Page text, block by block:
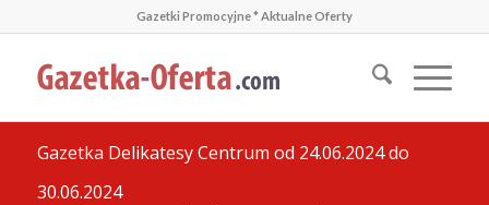
Gazetki Promocyjne * Aktualne Oferty
Gazetka Delikatesy Centrum od 24.06.2024 do
30.06.2024